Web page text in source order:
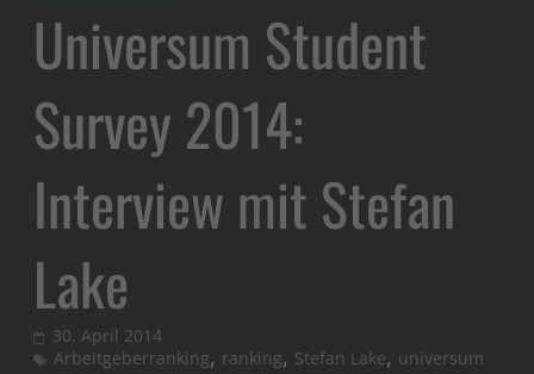
Universum Student
Survey 2014:
Interview mit Stefan
Lake
30. April 2014
Arbeitgeberranking, ranking, Stefan Lake, universum